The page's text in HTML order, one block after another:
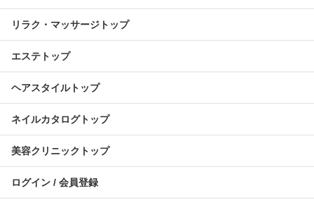
リラク・マッサージトップ
エステトップ
ヘアスタイルトップ
ネイルカタログトップ
美容クリニックトップ
ログイン / 会員登録